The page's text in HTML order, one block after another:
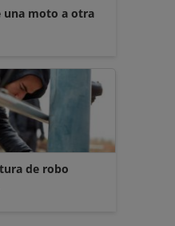
una moto a otra
de robo